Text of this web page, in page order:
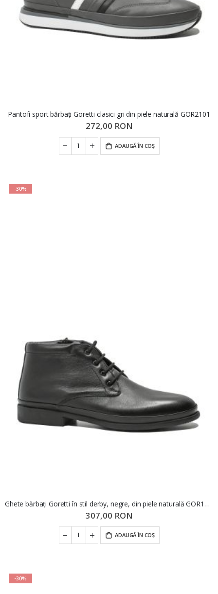
Pantofi sport bărbați Goretti clasici gri din piele naturală GOR2101
272,00 RON
ADAUGĂ ÎN COȘ
-30%
Ghete bărbați Goretti în stil derby, negre, din piele naturală GOR125N
307,00 RON
ADAUGĂ ÎN COȘ
-30%